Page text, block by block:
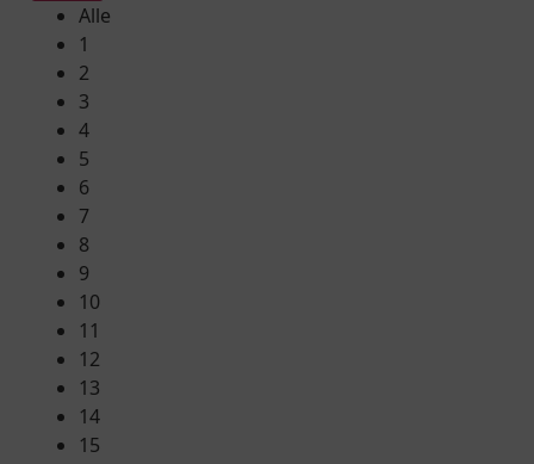
Alle
1
2
3
4
5
6
7
8
9
10
11
12
13
14
15